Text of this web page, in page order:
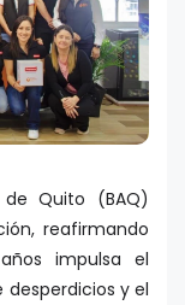
Quito (BAQ)
reafirmando
impulsa el
y el